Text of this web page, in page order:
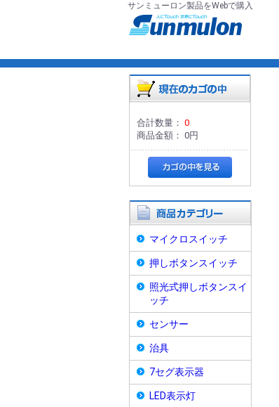
サンミューロン製品をWebで購入
合計数量： 0
商品金額：
0円
マイクロスイッチ
押しボタンスイッチ
照光式押しボタンスイ
ッチ
センサー
治具
7セグ表示器
LED表示灯